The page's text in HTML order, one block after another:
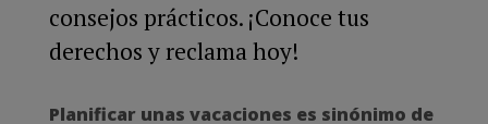
consejos prácticos. ¡Conoce tus
derechos y reclama hoy!
Planificar unas vacaciones es sinónimo de